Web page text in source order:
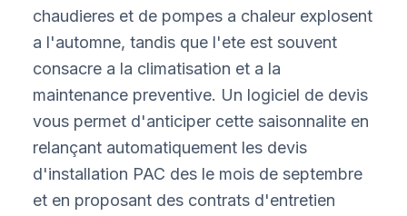
chaudieres et de pompes a chaleur explosent
a l'automne, tandis que l'ete est souvent
consacre a la climatisation et a la
maintenance preventive. Un logiciel de devis
vous permet d'anticiper cette saisonnalite en
relançant automatiquement les devis
d'installation PAC des le mois de septembre
et en proposant des contrats d'entretien